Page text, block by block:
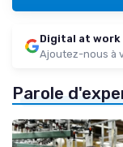
Digital at work
Ajoutez-nous à
Parole